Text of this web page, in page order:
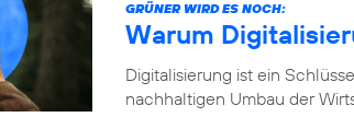
GRÜNER WIRD ES NOCH:
Warum
Digitalisierung ist ein
nachhaltigen Umbau der